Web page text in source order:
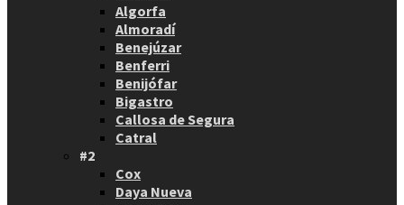
Algorfa
Almoradí
Benejúzar
Benferri
Benijófar
Bigastro
Callosa de Segura
Catral
#2
Cox
Daya Nueva